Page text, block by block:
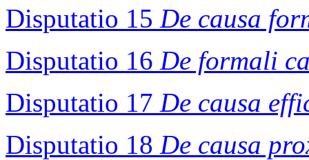
Disputatio 15 De causa
Disputatio 16 De formali
Disputatio 17 De causa
Disputatio 18 De causa